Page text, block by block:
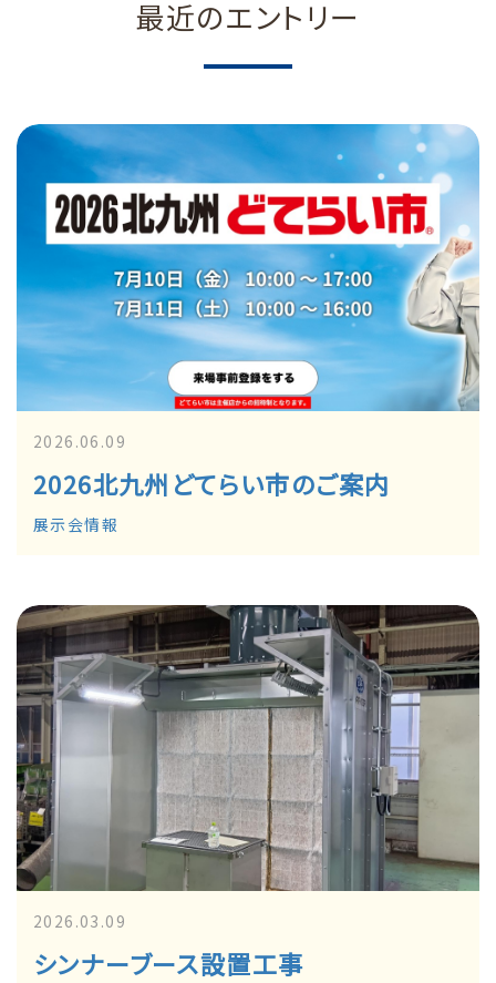
最近のエントリー
2026北九州どてらい市のご案内
2026.06.09
展示会情報
シンナーブース設置工事
2026.03.09